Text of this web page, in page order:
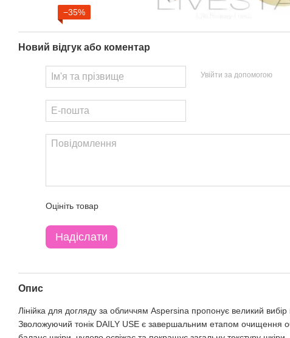
−35%
Новий відгук або коментар
Увійти за допомогою
Оцініть товар
Надіслати
Опис
Лінійка для догляду за обличчям Aspersina пропонує великий
Зволожуючий тонік DAILY USE є завершальним етапом очищення